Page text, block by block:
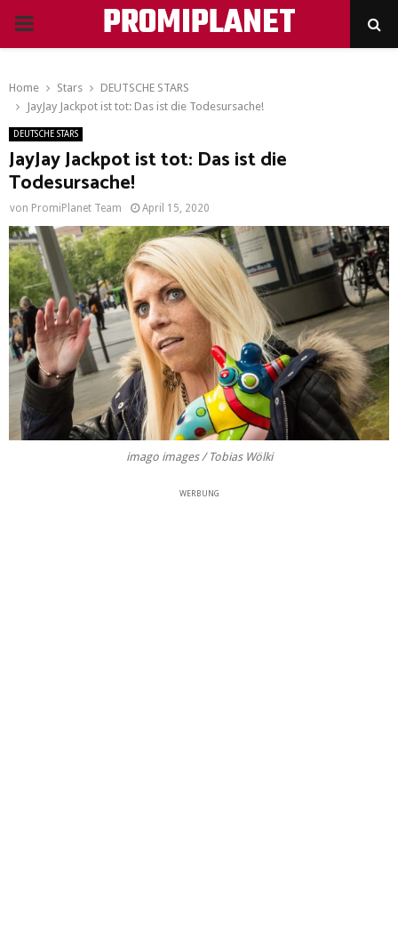
PRIMARY
PROMIPLANET
Home Stars
DEUTSCHE STARS
JayJay Jackpot ist tot: Das ist die Todesursache!
DEUTSCHE STARS
JayJay Jackpot ist tot: Das ist die
Todesursache!
von PromiPlanet Team April 15, 2020
imago images / Tobias Wölki
WERBUNG